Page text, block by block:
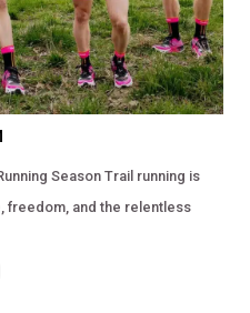
Season Trail running is
freedom, and the relentless